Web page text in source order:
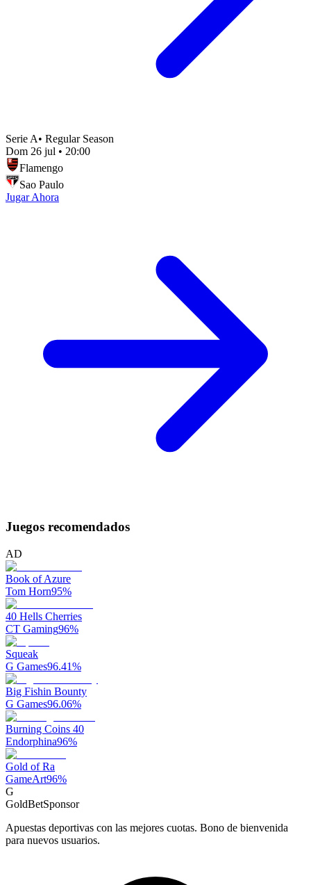
Serie A• Regular Season
Dom 26 jul • 20:00
Flamengo
Sao Paulo
Jugar Ahora
Juegos recomendados
AD
Book of Azure
Tom Horn95%
40 Hells Cherries
CT Gaming96%
Squeak
G Games96.41%
Big Fishin Bounty
G Games96.06%
Burning Coins 40
Endorphina96%
Gold of Ra
GameArt96%
G
GoldBetSponsor
Apuestas deportivas con las mejores cuotas. Bono de bienvenida
para nuevos usuarios.